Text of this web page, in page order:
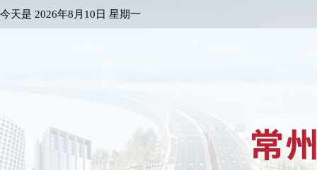
今天是 2026年8月10日 星期一